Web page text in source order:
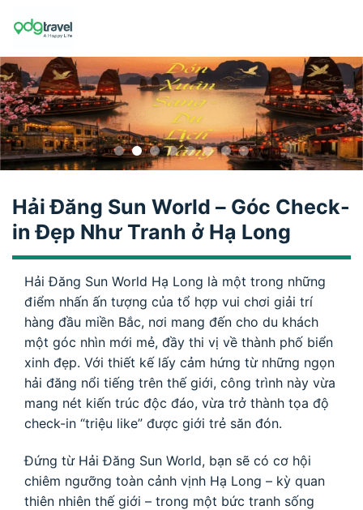
Hải Đăng Sun World – Góc Check-
in Đẹp Như Tranh ở Hạ Long
Hải Đăng Sun World Hạ Long là một trong những
điểm nhấn ấn tượng của tổ hợp vui chơi giải trí
hàng đầu miền Bắc, nơi mang đến cho du khách
một góc nhìn mới mẻ, đầy thi vị về thành phố biển
xinh đẹp. Với thiết kế lấy cảm hứng từ những ngọn
hải đăng nổi tiếng trên thế giới, công trình này vừa
mang nét kiến trúc độc đáo, vừa trở thành tọa độ
check-in “triệu like” được giới trẻ săn đón.
Đứng từ Hải Đăng Sun World, bạn sẽ có cơ hội
chiêm ngưỡng toàn cảnh vịnh Hạ Long – kỳ quan
thiên nhiên thế giới – trong một bức tranh sống